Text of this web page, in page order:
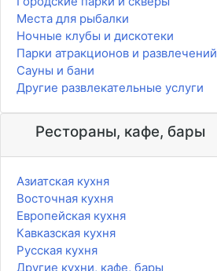
Места для рыбалки
Ночные клубы и дискотеки
Парки атракционов и развлечений
Сауны и бани
Другие развлекательные услуги
Рестораны, кафе, бары
Азиатская кухня
Восточная кухня
Европейская кухня
Кавказская кухня
Русская кухня
Другие кухни, кафе, бары